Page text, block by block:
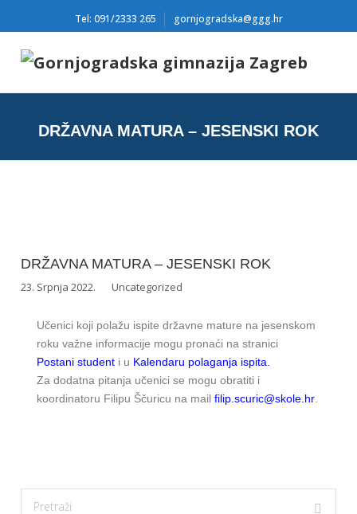
Tel: 091/2333 265 gornjogradska@ggg.hr
DRŽAVNA MATURA – JESENSKI ROK
DRŽAVNA MATURA – JESENSKI ROK
23. Srpnja 2022. Uncategorized
Učenici koji polažu ispite državne mature na jesenskom
roku važne informacije mogu pronaći na stranici
Postani student i u Kalendaru polaganja ispita.
Za dodatna pitanja učenici se mogu obratiti i
koordinatoru Filipu Ščuricu na mailfilip.scuric@skole.hr